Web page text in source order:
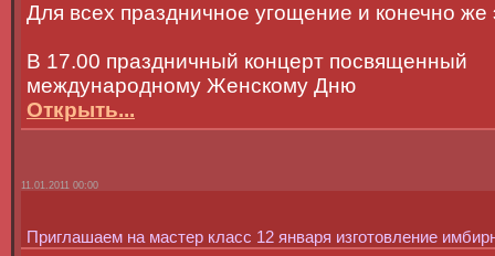
Для всех праздничное угощение и конечно
В 17.00 праздничный концерт посвященный
международному Женскому Дню
Открыть...
11.01.2011 00:00
Приглашаем на мастер класс 12 января изготовление